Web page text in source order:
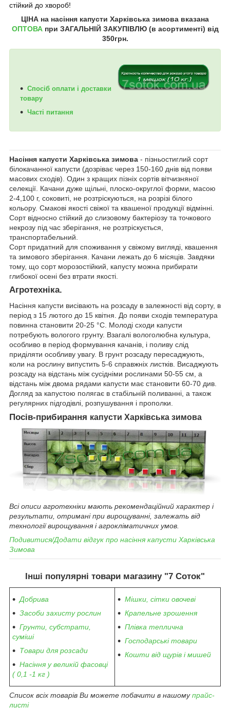
стійкий до хвороб!
ЦІНА на насіння капусти Харківська зимова вказана
ОПТОВАпри ЗАГАЛЬНІЙ ЗАКУПІВЛЮ (в асортименті) від
350грн.
Спосіб оплати і доставки
товару
Часті питання
Насіння капусти Харківська зимова - пізньостиглий сорт
білокачанної капусти (дозріває через 150-160 днів від появи
масових сходів). Один з кращих пізніх сортів вітчизняної
селекції. Качани дуже щільні, плоско-округлої форми, масою
2-4,100 г, соковиті, не розтріскуються, на розрізі білого
кольору. Смакові якості свіжої та квашеної продукції відмінні.
Сорт відносно стійкий до слизовому бактеріозу та точкового
некрозу під час зберігання, не розтріскується,
транспортабельний.
Сорт придатний для споживання у свіжому вигляді, квашення
та зимового зберігання. Качани лежать до 6 місяців. Завдяки
тому, що сорт морозостійкий, капусту можна прибирати
глибокої осені без втрати якості.
Агротехніка.
Насіння капусти висівають на розсаду в залежності від сорту, в
період з 15 лютого до 15 квітня. До появи сходів температура
повинна становити 20-25 °С. Молоді сходи капусти
потребують вологого грунту. Взагалі вологолюбна культура,
особливо в період формування качанів, і поливу слід
приділяти особливу увагу. В грунт розсаду пересаджують,
коли на рослину випустить 5-6 справжніх листків. Висаджують
розсаду на відстань між сусідніми рослинами 50-55 см, а
відстань між двома рядами капусти має становити 60-70 див.
Догляд за капустою полягає в стабільній поливанні, а також
регулярних підгодівлі, розпушування і прополки.
Посів-прибирання капусти Харківська зимова
Всі описи агротехніки мають рекомендаційний характер і
результати, отримані при вирощуванні, залежать від
технології вирощування і агрокліматичних умов.
Подивитися/Додати відгук про насіння капусти Харківська
Зимова
Інші популярні товари магазину "7 Соток"
Добрива
Засоби захисту рослин
Грунти, субстрати,
суміші
Товари для розсади
Насіння у великій фасовці
( 0,1 -1 кг )
Мішки, сітки овочеві
Крапельне зрошення
Плівка теплична
Господарські товари
Кошти від щурів і мишей
Список всіх товарів Ви можете побачити в нашомупрайс-
листі